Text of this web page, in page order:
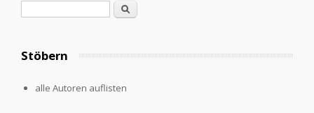
Search
Stöbern
alle Autoren auflisten